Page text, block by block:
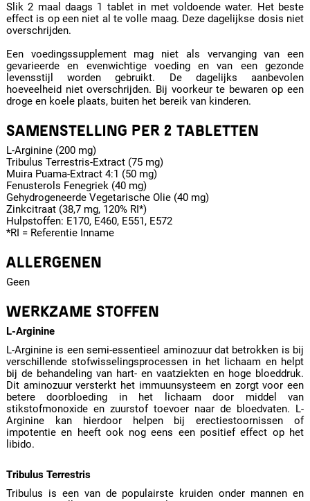
Slik 2 maal daags 1 tablet in met voldoende water. Het beste
effect is op een niet al te volle maag. Deze dagelijkse dosis niet
overschrijden.
Een voedingssupplement mag niet als vervanging van een
gevarieerde en evenwichtige voeding en van een gezonde
levensstijl worden gebruikt. De dagelijks aanbevolen
hoeveelheid niet overschrijden. Bij voorkeur te bewaren op een
droge en koele plaats, buiten het bereik van kinderen.
SAMENSTELLING PER 2 TABLETTEN
L-Arginine (200 mg)
Tribulus Terrestris-Extract (75 mg)
Muira Puama-Extract 4:1 (50 mg)
Fenusterols Fenegriek (40 mg)
Gehydrogeneerde Vegetarische Olie (40 mg)
Zinkcitraat (38,7 mg, 120% RI*)
Hulpstoffen: E170, E460, E551, E572
*RI = Referentie Inname
ALLERGENEN
Geen
WERKZAME STOFFEN
L-Arginine
L-Arginine is een semi-essentieel aminozuur dat betrokken is bij
verschillende stofwisselingsprocessen in het lichaam en helpt
bij de behandeling van hart- en vaatziekten en hoge bloeddruk.
Dit aminozuur versterkt het immuunsysteem en zorgt voor een
betere doorbloeding in het lichaam door middel van
stikstofmonoxide en zuurstof toevoer naar de bloedvaten. L-
Arginine kan hierdoor helpen bij erectiestoornissen of
impotentie en heeft ook nog eens een positief effect op het
libido.
Tribulus Terrestris
Tribulus is een van de populairste kruiden onder mannen en